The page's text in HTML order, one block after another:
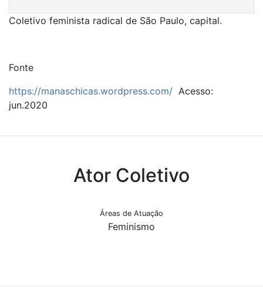
Coletivo feminista radical de São Paulo, capital.
Fonte
https://manaschicas.wordpress.com/ Acesso:
jun.2020
Ator Coletivo
Áreas de Atuação
Feminismo